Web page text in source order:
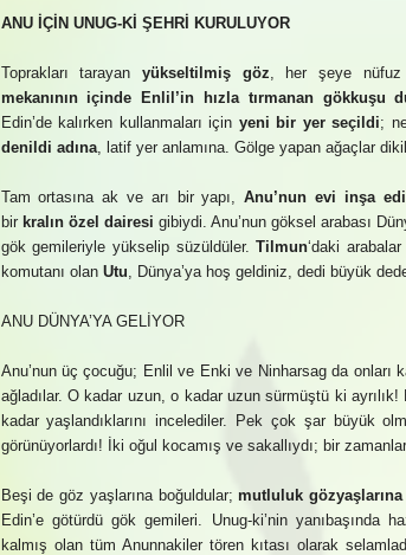
ANU İÇİN UNUG-Kİ ŞEHRİ KURULUYOR
Toprakları tarayan yükseltilmiş göz, her şeye nüfuz
mekanının içinde Enlil’in hızla tırmanan gökkuşu
Edin’de kalırken kullanmaları için yeni bir yer seçildi;
denildi adına, latif yer anlamına. Gölge yapan ağaçlar
Tam ortasına ak ve arı bir yapı,Anu’nun evi inşa
bir kralın özel dairesi gibiydi. Anu’nun göksel arabası
gök gemileriyle yükselip süzüldüler.Tilmun‘daki
komutanı olan Utu, Dünya’ya hoş geldiniz, dedi büyük
ANU DÜNYA’YA GELİYOR
Anu’nun üç çocuğu; Enlil ve Enki ve Ninharsag da onları
ağladılar. O kadar uzun, o kadar uzun sürmüştü ki
kadar yaşlandıklarını incelediler. Pek çok şar büyük
görünüyorlardı! İki oğul kocamış ve sakallıydı; bir
Beşi de göz yaşlarına boğuldular;mutluluk gözyaşlarına
Edin’e götürdü gök gemileri. Unug-ki’nin yanıbaşında
kalmış olan tüm Anunnakiler tören kıtası olarak